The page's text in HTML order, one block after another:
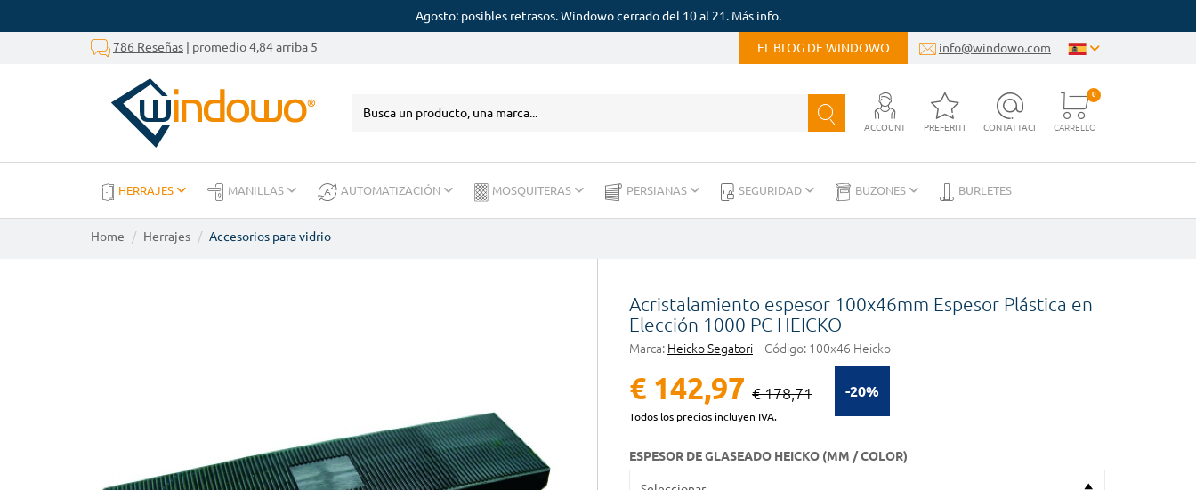
Agosto: posibles retrasos. Windowo cerrado del 10 al 21. Más info.
786 Reseñas | promedio 4,84 arriba 5 EL BLOG DE WINDOWO info@windowo.com
ACCOUNT PREFERITI CONTATTACI CARRELLO
0
HERRAJES MANILLAS AUTOMATIZACIÓN MOSQUITERAS PERSIANAS SEGURIDAD BUZONES BURLETES
Home Herrajes Accesorios para vidrio
Acristalamiento espesor 100x46mm Espesor Plástica en
Elección 1000 PC HEICKO
Marca: Heicko Segatori Código: 100x46 Heicko
-20%
€ 142,97 € 178,71
Todos los precios incluyen IVA.
ESPESOR DE GLASEADO HEICKO (MM / COLOR)